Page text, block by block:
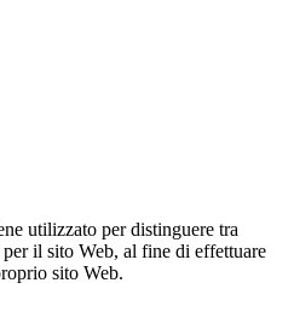
utilizzato per distinguere tra
il sito Web, al fine di effettuare
sito Web.